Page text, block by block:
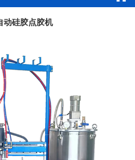
动硅胶点胶机